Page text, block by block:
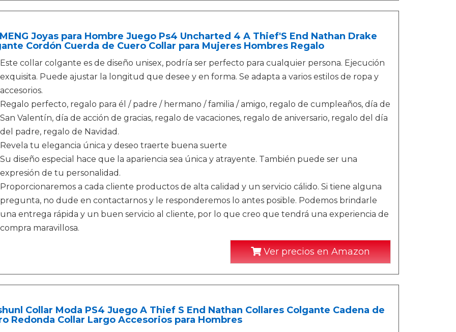
Joyas para Hombre Juego Ps4 Uncharted 4 A Thief'S End Nathan Drake
Cordón Cuerda de Cuero Collar para Mujeres Hombres Regalo
Este collar colgante es de diseño unisex, podría ser perfecto para cualquier persona. Ejecución
exquisita. Puede ajustar la longitud que desee y en forma. Se adapta a varios estilos de ropa y
accesorios.
Regalo perfecto, regalo para él / padre / hermano / familia / amigo, regalo de cumpleaños, día de
San Valentín, día de acción de gracias, regalo de vacaciones, regalo de aniversario, regalo del día
del padre, regalo de Navidad.
Revela tu elegancia única y deseo traerte buena suerte
Su diseño especial hace que la apariencia sea única y atrayente. También puede ser una
expresión de tu personalidad.
Proporcionaremos a cada cliente productos de alta calidad y un servicio cálido. Si tiene alguna
pregunta, no dude en contactarnos y le responderemos lo antes posible. Podemos brindarle
una entrega rápida y un buen servicio al cliente, por lo que creo que tendrá una experiencia de
compra maravillosa.
Ver precios en Amazon
Collar Moda PS4 Juego A Thief S End Nathan Collares Colgante Cadena de
Redonda Collar Largo Accesorios para Hombres